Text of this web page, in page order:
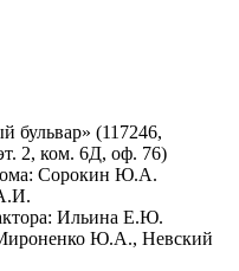
бульвар» (117246,
2, ком. 6Д, оф. 76)
Сорокин Ю.А.
Ильина Е.Ю.
Мироненко Ю.А., Невский